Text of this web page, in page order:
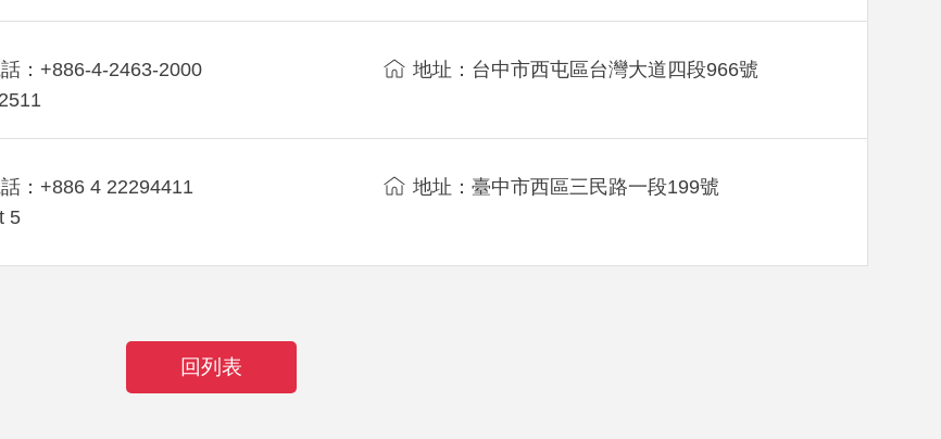
：+886-4-2463-2000
地址：台中市西屯區台灣大道四段966號
：+886 4 22294411
5
地址：臺中市西區三民路一段199號
回列表